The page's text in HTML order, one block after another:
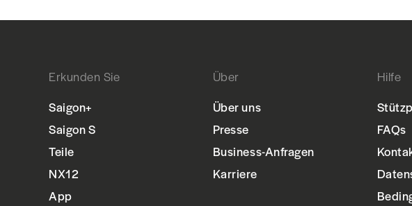
Erkunden Sie
Saigon+
Saigon S
Teile
NX12
App
Über
Über uns
Presse
Business-Anfragen
Karriere
Hilfe
FAQs